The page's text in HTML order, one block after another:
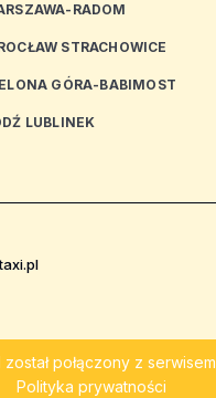
RADOM
STRACHOWICE
GÓRA-BABIMOST
LUBLINEK
został połączony z serwisem
Polityka prywatności